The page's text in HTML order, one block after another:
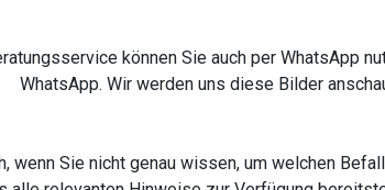
können Sie auch per WhatsApp
WhatsApp. Wir werden uns diese Bilder
wenn Sie nicht genau wissen, um welchen